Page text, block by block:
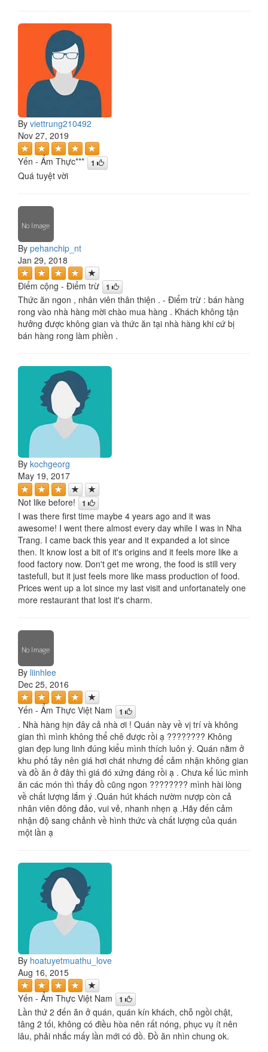
By viettrung210492
Nov 27, 2019
Yến - Ẩm Thực*** 1
Quá tuyệt vời
By pehanchip_nt
Jan 29, 2018
Điểm cộng - Điểm trừ 1
Thức ăn ngon , nhân viên thân thiện . - Điểm trừ : bán hàng
rong vào nhà hàng mời chào mua hàng . Khách không tận
hưởng được không gian và thức ăn tại nhà hàng khi cứ bị
bán hàng rong làm phiền .
By kochgeorg
May 19, 2017
Not like before! 1
I was there first time maybe 4 years ago and it was
awesome! I went there almost every day while I was in Nha
Trang. I came back this year and it expanded a lot since
then. It know lost a bit of it's origins and it feels more like a
food factory now. Don't get me wrong, the food is still very
tastefull, but it just feels more like mass production of food.
Prices went up a lot since my last visit and unfortanately one
more restaurant that lost it's charm.
By liinhlee
Dec 25, 2016
Yến - Ẩm Thực Việt Nam 1
. Nhà hàng hịn đây cả nhà ơi ! Quán này về vị trí và không
gian thì mình không thể chê được rồi ạ ???????? Không
gian đẹp lung linh đúng kiểu mình thích luôn ý. Quán nằm ở
khu phố tây nên giá hơi chát nhưng để cảm nhận không gian
và đồ ăn ở đây thì giá đó xứng đáng rồi ạ . Chưa kể lúc mình
ăn các món thì thấy đồ cũng ngon ???????? mình hài lòng
về chất lượng lắm ý .Quán hút khách nườm nượp còn cả
nhân viên đông đảo, vui vẻ, nhanh nhẹn ạ .Hãy đến cảm
nhận độ sang chảnh về hình thức và chất lượng của quán
một lần ạ
By hoatuyetmuathu_love
Aug 16, 2015
Yến - Ẩm Thực Việt Nam 1
Lần thứ 2 đến ăn ở quán, quán kín khách, chỗ ngồi chật,
tâng 2 tối, không có điều hòa nên rất nóng, phục vụ ít nên
lâu, phải nhắc mấy lần mới có đồ. Đồ ăn nhìn chung ok.